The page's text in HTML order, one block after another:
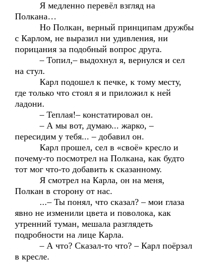
Я медленно перевёл взгляд на
Полкана…
Но Полкан, верный принципам дружбы
с Карлом, не выразил ни удивления, ни
порицания за подобный вопрос друга.
– Топил,– выдохнул я, вернулся и сел
на стул.
Карл подошел к печке, к тому месту,
где только что стоял я и приложил к ней
ладони.
– Теплая!– констатировал он.
– А мы вот, думаю... жарко, –
пересидим у тебя... – добавил он.
Карл прошел, сел в «своё» кресло и
почему-то посмотрел на Полкана, как будто
тот мог что-то добавить к сказанному.
Я смотрел на Карла, он на меня,
Полкан в сторону от нас.
...– Ты понял, что сказал? – мои глаза
явно не изменили цвета и поволока, как
утренний туман, мешала разглядеть
подробности на лице Карла.
– А что? Сказал-то что? – Карл поёрзал
в кресле.